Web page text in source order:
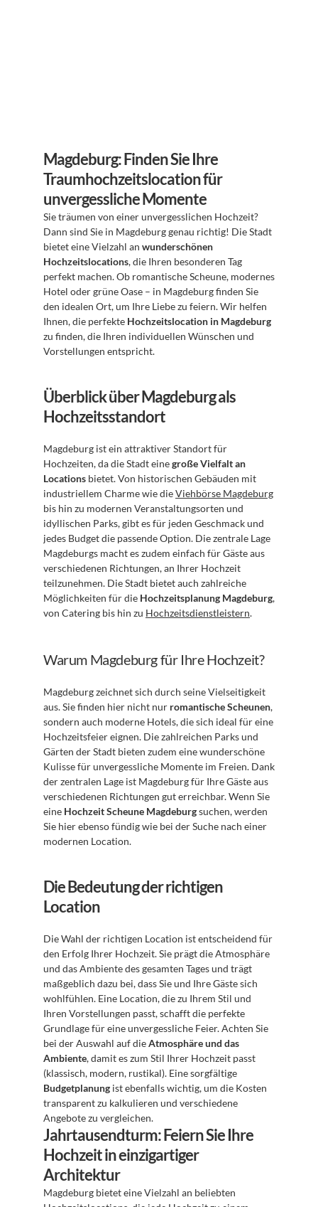
Magdeburg: Finden Sie Ihre
Traumhochzeitslocation für
unvergessliche Momente
Sie träumen von einer unvergesslichen Hochzeit?
Dann sind Sie in Magdeburg genau richtig! Die Stadt
bietet eine Vielzahl an wunderschönen
Hochzeitslocations, die Ihren besonderen Tag
perfekt machen. Ob romantische Scheune, modernes
Hotel oder grüne Oase – in Magdeburg finden Sie
den idealen Ort, um Ihre Liebe zu feiern. Wir helfen
Ihnen, die perfekte Hochzeitslocation in Magdeburg
zu finden, die Ihren individuellen Wünschen und
Vorstellungen entspricht.
Überblick über Magdeburg als
Hochzeitsstandort
Magdeburg ist ein attraktiver Standort für
Hochzeiten, da die Stadt eine große Vielfalt an
Locations bietet. Von historischen Gebäuden mit
industriellem Charme wie die Viehbörse Magdeburg
bis hin zu modernen Veranstaltungsorten und
idyllischen Parks, gibt es für jeden Geschmack und
jedes Budget die passende Option. Die zentrale Lage
Magdeburgs macht es zudem einfach für Gäste aus
verschiedenen Richtungen, an Ihrer Hochzeit
teilzunehmen. Die Stadt bietet auch zahlreiche
Möglichkeiten für die Hochzeitsplanung Magdeburg,
von Catering bis hin zu Hochzeitsdienstleistern.
Warum Magdeburg für Ihre Hochzeit?
Magdeburg zeichnet sich durch seine Vielseitigkeit
aus. Sie finden hier nicht nur romantische Scheunen,
sondern auch moderne Hotels, die sich ideal für eine
Hochzeitsfeier eignen. Die zahlreichen Parks und
Gärten der Stadt bieten zudem eine wunderschöne
Kulisse für unvergessliche Momente im Freien. Dank
der zentralen Lage ist Magdeburg für Ihre Gäste aus
verschiedenen Richtungen gut erreichbar. Wenn Sie
eine Hochzeit Scheune Magdeburg suchen, werden
Sie hier ebenso fündig wie bei der Suche nach einer
modernen Location.
Die Bedeutung der richtigen
Location
Die Wahl der richtigen Location ist entscheidend für
den Erfolg Ihrer Hochzeit. Sie prägt die Atmosphäre
und das Ambiente des gesamten Tages und trägt
maßgeblich dazu bei, dass Sie und Ihre Gäste sich
wohlfühlen. Eine Location, die zu Ihrem Stil und
Ihren Vorstellungen passt, schafft die perfekte
Grundlage für eine unvergessliche Feier. Achten Sie
bei der Auswahl auf die Atmosphäre und das
Ambiente, damit es zum Stil Ihrer Hochzeit passt
Budgetplanung ist ebenfalls wichtig, um die Kosten
transparent zu kalkulieren und verschiedene
Angebote zu vergleichen.
Jahrtausendturm: Feiern Sie Ihre
Hochzeit in einzigartiger
Architektur
Magdeburg bietet eine Vielzahl an beliebten